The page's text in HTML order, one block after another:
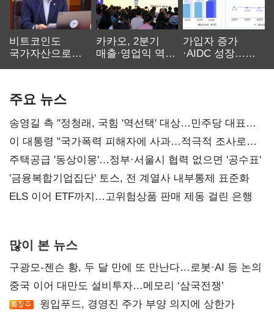
비트코인도
국가자산으로…'
카카오, 2분기
매출·영업익 역대
가입자 증가
·AIDC 성장…
주요 뉴스
송영길 측 "정청래, 국힘 '역선택' 대상…민주당 대표로
총선 지휘 못해"
이 대통령 "국가폭력 피해자에 사과…적극적 조사로
진실 밝혀야"
주택공급 '동상이몽'…정부·서울시 협력 없으면 '공수표'
'금융복합기업집단' 토스, 전 계열사 내부통제 표준화
ELS 이어 ETF까지…고위험상품 판매 제동 걸린 은행
많이 본 뉴스
구광모-젠슨 황, 두 달 만에 또 만난다…로봇·AI 등 논의
중국 이어 대만도 설비투자…메모리 ‘삼국전쟁’
윙입푸드, 경영진 주가 부양 의지에 상한가